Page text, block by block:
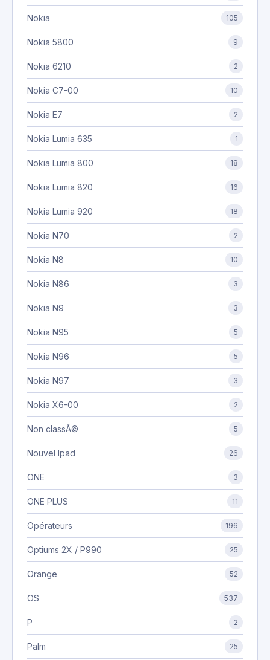
Nokia 105
Nokia 5800 9
Nokia 6210 2
Nokia C7-00 10
Nokia E7 2
Nokia Lumia 635 1
Nokia Lumia 800 18
Nokia Lumia 820 16
Nokia Lumia 920 18
Nokia N70 2
Nokia N8 10
Nokia N86 3
Nokia N9 3
Nokia N95 5
Nokia N96 5
Nokia N97 3
Nokia X6-00 2
Non classÃ© 5
Nouvel Ipad 26
ONE 3
ONE PLUS 11
Opérateurs 196
Optiums 2X / P990 25
Orange 52
OS 537
P 2
Palm 25